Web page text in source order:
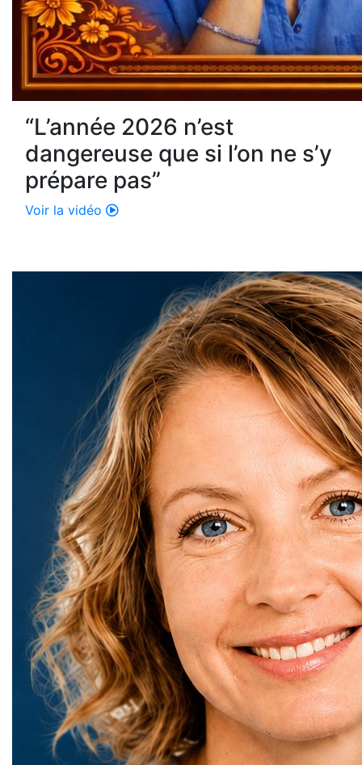
“L’année 2026 n’est
dangereuse que si l’on ne s’y
prépare pas”
Voir la vidéo